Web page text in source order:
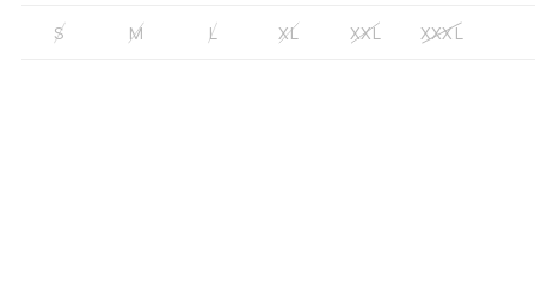
S M L XL XXL XXXL